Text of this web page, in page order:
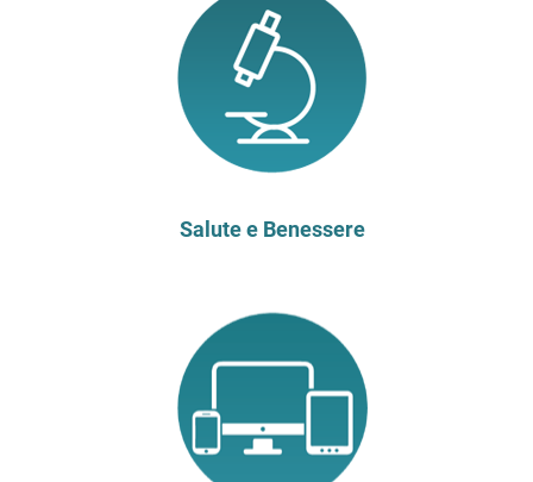
Salute e Benessere